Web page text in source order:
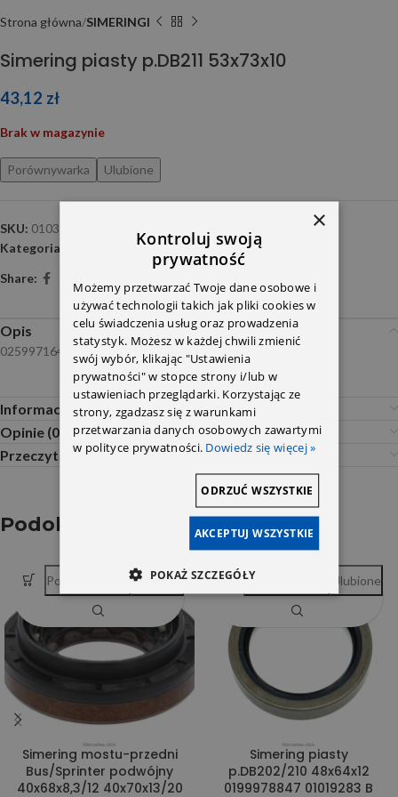
Strona główna SIMERINGI
Simering piasty p.DB211 53x73x10
43,12 zł
Brak w magazynie
Porównywarka Ulubione
SKU: 01033874
Kategoria:
Share:
Opis
0259971647
Informacje dodatkowe
Opinie (0)
Przeczytaj Przed Zakupem
Podobne produkty
Simering mostu-przedni
Bus/Sprinter podwójny
40x68x8,3/12 40x70x13/20
Porównywarka Ulubione
Simering piasty
p.DB202/210 48x64x12
0199978847 01019283 B
Porównywarka Ulubione
×
Kontroluj swoją
prywatność
Możemy przetwarzać Twoje dane osobowe i
używać technologii takich jak pliki cookies w
celu świadczenia usług oraz prowadzenia
statystyk. Możesz w każdej chwili zmienić
swój wybór, klikając "Ustawienia
prywatności" w stopce strony i/lub w
ustawieniach przeglądarki. Korzystając ze
strony, zgadzasz się z warunkami
przetwarzania danych osobowych zawartymi
w polityce prywatności. Dowiedz się więcej »
AKCEPTUJ WSZYSTKIE
ODRZUĆ WSZYSTKIE
POKAŻ SZCZEGÓŁY